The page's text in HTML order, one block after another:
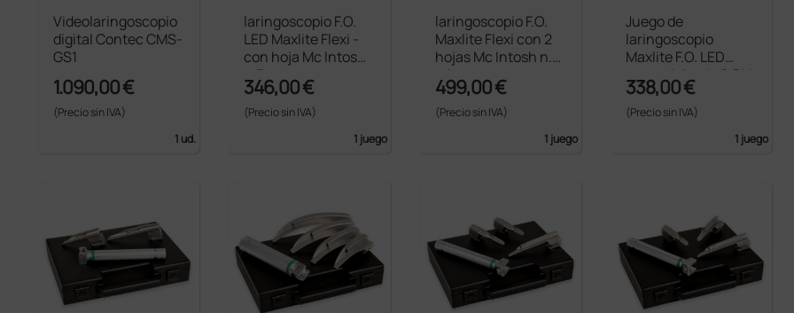
Videolaringoscopio
digital Contec CMS-
GS1
1.090,00 €
(Precio sin IVA)
1 ud.
laringoscopio F.O.
LED Maxlite Flexi -
con hoja Mc Intosh
n.3
346,00 €
(Precio sin IVA)
1 juego
laringoscopio F.O.
Maxlite Flexi con 2
hojas Mc Intosh n.3
y 4
499,00 €
(Precio sin IVA)
1 juego
Juego de
laringoscopio
Maxlite F.O. LED
para adulto de 2,5 V
con 3 palas Mc-
Intosh 2-3-4
338,00 €
(Precio sin IVA)
1 juego